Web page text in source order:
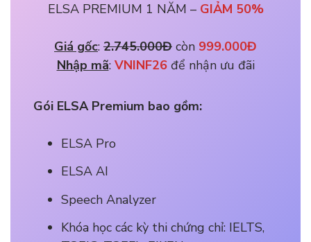
ELSA PREMIUM 1 NĂM – GIẢM 50%
Giá gốc: 2.745.000Đ còn 999.000Đ
Nhập mã: VNINF26 để nhận ưu đãi
Gói ELSA Premium bao gồm:
ELSA Pro
ELSA AI
Speech Analyzer
Khóa học các kỳ thi chứng chỉ: IELTS,